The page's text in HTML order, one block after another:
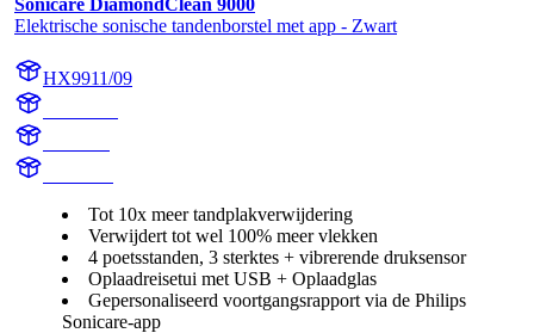
Sonicare DiamondClean 9000
Elektrische sonische tandenborstel met app - Zwart
HX9911/09
Tot 10x meer tandplakverwijdering
Verwijdert tot wel 100% meer vlekken
4 poetsstanden, 3 sterktes + vibrerende druksensor
Oplaadreisetui met USB + Oplaadglas
Gepersonaliseerd voortgangsrapport via de Philips
Sonicare-app